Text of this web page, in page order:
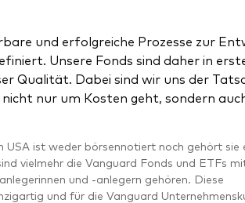
und erfolgreiche Prozesse zur
Unsere Fonds sind daher in
Qualität. Dabei sind wir uns der
nur um Kosten geht, sondern
USA ist weder börsennotiert noch gehört sie
vielmehr die Vanguard Fonds und ETFs
und -anlegern gehören. Diese
und für die Vanguard